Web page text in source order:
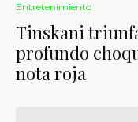
Entretenimiento
Tinskani
profundo
nota roja